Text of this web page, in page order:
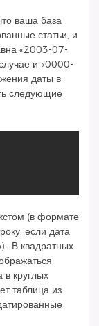
ваша база
статьи, и
«2003-07-
и «0000-
даты в
следующие
(в формате
если дата
. В квадратных
в круглых
таблица из